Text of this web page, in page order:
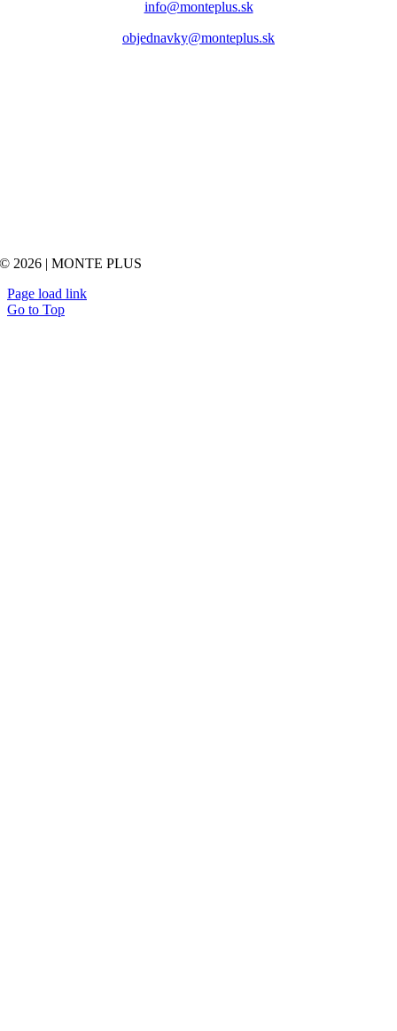
info@monteplus.sk
objednavky@monteplus.sk
© 2026 | MONTE PLUS
Page load link
Go to Top